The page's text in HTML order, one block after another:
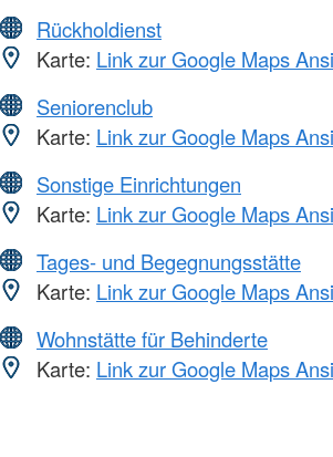
Rückholdienst
Karte: Link zur Google Maps
Seniorenclub
Karte: Link zur Google Maps
Sonstige Einrichtungen
Karte: Link zur Google Maps
Tages- und Begegnungsstätte
Karte: Link zur Google Maps
Wohnstätte für Behinderte
Karte: Link zur Google Maps